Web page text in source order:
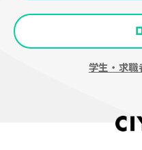
学生・求